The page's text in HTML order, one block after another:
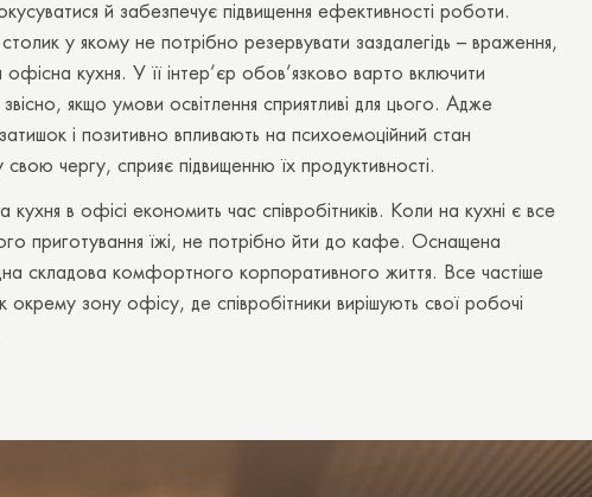
й забезпечує підвищення ефективності роботи.
у якому не потрібно резервувати заздалегідь – враження,
офісна кухня. У її інтер’єр обов’язково варто включити
звісно, якщо умови освітлення сприятливі для цього. Адже
і позитивно впливають на психоемоційний стан
свою чергу, сприяє підвищенню їх продуктивності.
кухня в офісі економить час співробітників. Коли на кухні є все
приготування їжі, не потрібно йти до кафе. Оснащена
складова комфортного корпоративного життя. Все частіше
зону офісу, де співробітники вирішують свої робочі